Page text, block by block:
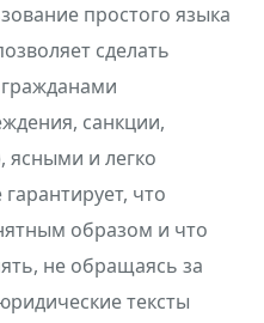
простого языка
сделать
санкции,
ясными и легко
что
образом и что
не обращаясь за
тексты